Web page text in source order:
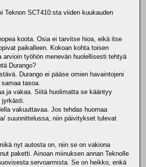
Teknon SCT410:sta viiden kuukauden
koota. Osia ei tarvitse hioa, eikä itse
paikalleen. Kokoan kohta toisen
arvioin työhön menevän huolellisesti tehtyä
Durango?
Durango ei pääse omien havaintojeni
tasoa.
ja vakaa. Siitä huolimatta se kääntyy
jyrkästi.
vakuuttavaa. Jos tehdas huomaa
suunnittelussa, niin päivitykset tulevat
nyt autosta on, niin se on vakiona
paketti. Ainoan miinuksen annan Teknolle
servoarmista. Se on heikko, enkä